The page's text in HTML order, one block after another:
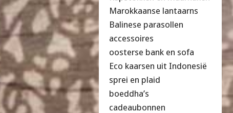
Marokkaanse lantaarns
Balinese parasollen
accessoires
oosterse bank en sofa
Eco kaarsen uit Indonesië
sprei en plaid
boeddha’s
cadeaubonnen